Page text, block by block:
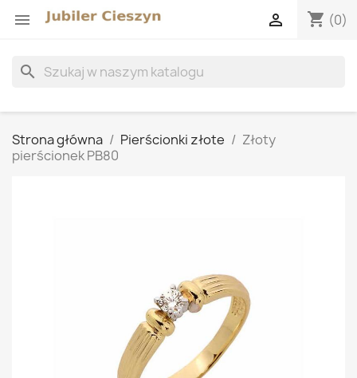
 shopping_cart (0)

search
Strona główna Pierścionki złote
Złoty
pierścionek PB80